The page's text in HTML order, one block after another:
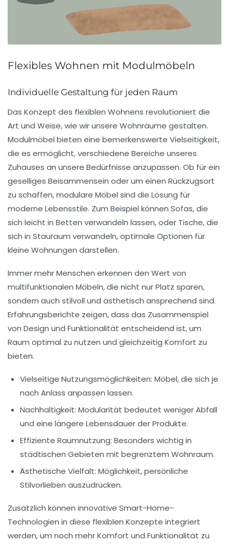
Flexibles Wohnen mit Modulmöbeln
Individuelle Gestaltung für jeden Raum
Das Konzept des flexiblen Wohnens revolutioniert die
Art und Weise, wie wir unsere Wohnräume gestalten.
Modulmöbel bieten eine bemerkenswerte Vielseitigkeit,
die es ermöglicht, verschiedene Bereiche unseres
Zuhauses an unsere Bedürfnisse anzupassen. Ob für ein
geselliges Beisammensein oder um einen Rückzugsort
zu schaffen, modulare Möbel sind die Lösung für
moderne Lebensstile. Zum Beispiel können Sofas, die
sich leicht in Betten verwandeln lassen, oder Tische, die
sich in Stauraum verwandeln, optimale Optionen für
kleine Wohnungen darstellen.
Immer mehr Menschen erkennen den Wert von
multifunktionalen Möbeln, die nicht nur Platz sparen,
sondern auch stilvoll und ästhetisch ansprechend sind.
Erfahrungsberichte zeigen, dass das Zusammenspiel
von Design und Funktionalität entscheidend ist, um
Raum optimal zu nutzen und gleichzeitig Komfort zu
bieten.
Vielseitige Nutzungsmöglichkeiten: Möbel, die sich je
nach Anlass anpassen lassen.
Nachhaltigkeit: Modularität bedeutet weniger Abfall
und eine längere Lebensdauer der Produkte.
Effiziente Raumnutzung: Besonders wichtig in
städtischen Gebieten mit begrenztem Wohnraum.
Ästhetische Vielfalt: Möglichkeit, persönliche
Stilvorlieben auszudrücken.
Zusätzlich können innovative Smart-Home-
Technologien in diese flexiblen Konzepte integriert
werden, um noch mehr Komfort und Funktionalität zu